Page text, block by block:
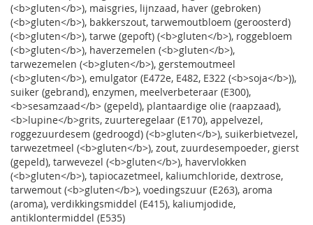
(<b>gluten</b>), maisgries, lijnzaad, haver (gebroken)
(<b>gluten</b>), bakkerszout, tarwemoutbloem (geroosterd)
(<b>gluten</b>), tarwe (gepoft) (<b>gluten</b>), roggebloem
(<b>gluten</b>), haverzemelen (<b>gluten</b>),
tarwezemelen (<b>gluten</b>), gerstemoutmeel
(<b>gluten</b>), emulgator (E472e, E482, E322 (<b>soja</b>)),
suiker (gebrand), enzymen, meelverbeteraar (E300),
<b>sesamzaad</b> (gepeld), plantaardige olie (raapzaad),
<b>lupine</b>grits, zuurteregelaar (E170), appelvezel,
roggezuurdesem (gedroogd) (<b>gluten</b>), suikerbietvezel,
tarwezetmeel (<b>gluten</b>), zout, zuurdesempoeder, gierst
(gepeld), tarwevezel (<b>gluten</b>), havervlokken
(<b>gluten</b>), tapiocazetmeel, kaliumchloride, dextrose,
tarwemout (<b>gluten</b>), voedingszuur (E263), aroma
(aroma), verdikkingsmiddel (E415), kaliumjodide,
antiklontermiddel (E535)